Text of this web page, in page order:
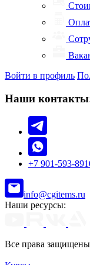
Войти в профиль
Наши
+7 901-593-
info@cgitems.ru
Наши ресурсы:
Все права